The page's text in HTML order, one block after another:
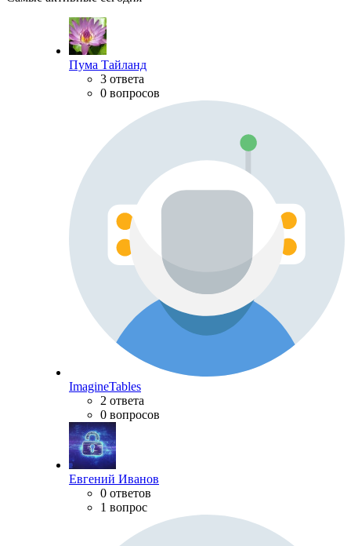
Пума Тайланд
3 ответа
0 вопросов
ImagineTables
2 ответа
0 вопросов
Евгений Иванов
0 ответов
1 вопрос